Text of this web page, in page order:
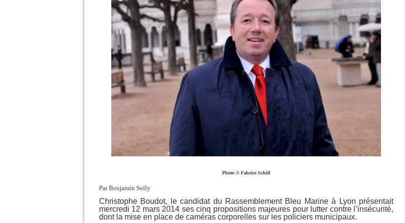
Photo © Fabrice Schiff
Par Benjamin Solly
Christophe Boudot, le candidat du Rassemblement Bleu Marine à Lyon présentait
mercredi 12 mars 2014 ses cinq propositions majeures pour lutter contre l’insécurité,
dont la mise en place de caméras corporelles sur les policiers municipaux.